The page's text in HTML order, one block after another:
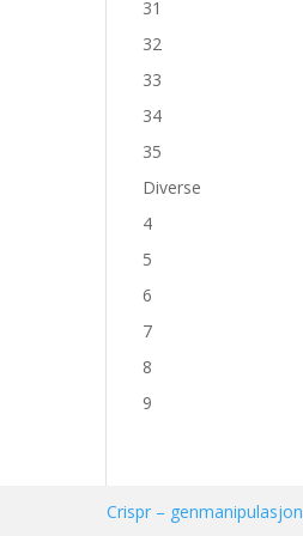
31
32
33
34
35
Diverse
4
5
6
7
8
9
Crispr – genmanipulasjon